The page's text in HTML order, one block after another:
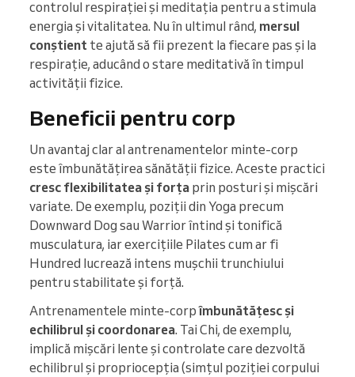
controlul respirației și meditația pentru a stimula
energia și vitalitatea. Nu în ultimul rând, mersul
conștient te ajută să fii prezent la fiecare pas și la
respirație, aducând o stare meditativă în timpul
activității fizice.
Beneficii pentru corp
Un avantaj clar al antrenamentelor minte-corp
este îmbunătățirea sănătății fizice. Aceste practici
cresc flexibilitatea și forța prin posturi și mișcări
variate. De exemplu, poziții din Yoga precum
Downward Dog sau Warrior întind și tonifică
musculatura, iar exercițiile Pilates cum ar fi
Hundred lucrează intens mușchii trunchiului
pentru stabilitate și forță.
Antrenamentele minte-corpîmbunătățesc și
echilibrul și coordonarea. Tai Chi, de exemplu,
implică mișcări lente și controlate care dezvoltă
echilibrul și propriocepția (simțul poziției corpului